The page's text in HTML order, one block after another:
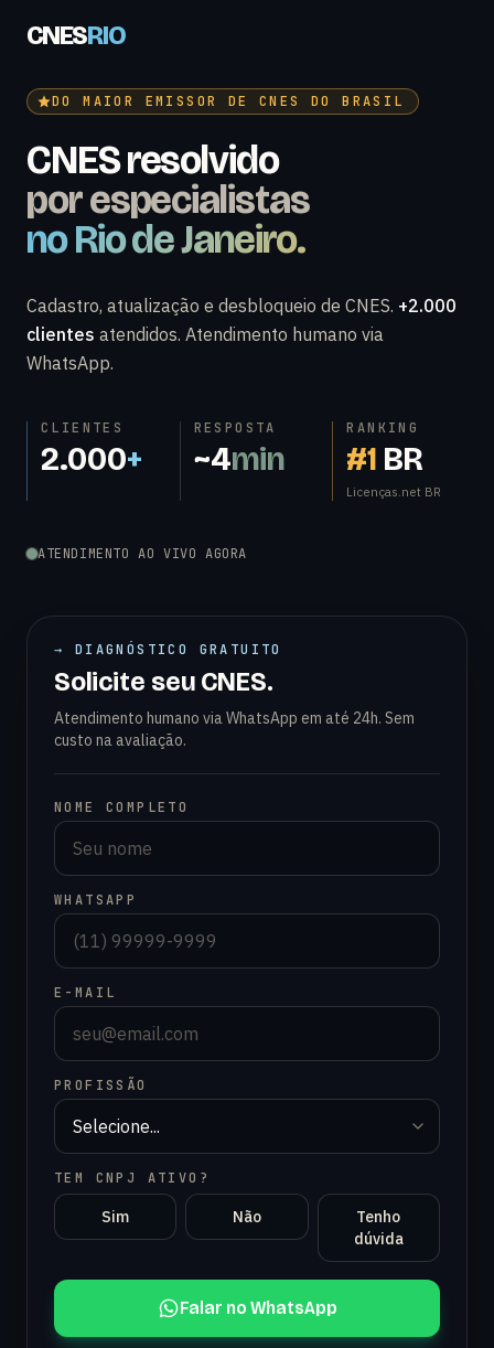
CNESRIO
DO MAIOR EMISSOR DE CNES DO BRASIL
CNES resolvido
por especialistas
no Rio de Janeiro.
Cadastro, atualização e desbloqueio de CNES. +2.000
clientes atendidos. Atendimento humano via
WhatsApp.
CLIENTES
2.000+
RESPOSTA
~4min
RANKING
#1 BR
Licenças.net BR
ATENDIMENTO AO VIVO AGORA
→ DIAGNÓSTICO GRATUITO
Solicite seu CNES.
Atendimento humano via WhatsApp em até 24h. Sem
custo na avaliação.
NOME COMPLETO
WHATSAPP
E-MAIL
PROFISSÃO
TEM CNPJ ATIVO?
Sim Não
Tenho
dúvida
Falar no WhatsApp